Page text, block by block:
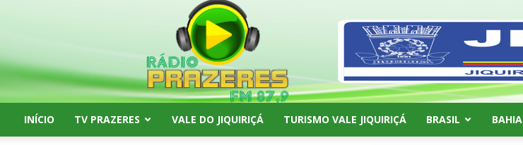
INÍCIO TV PRAZERES VALE DO JIQUIRIÇÁ TURISMO VALE JIQUIRIÇÁ BRASIL BAHIA